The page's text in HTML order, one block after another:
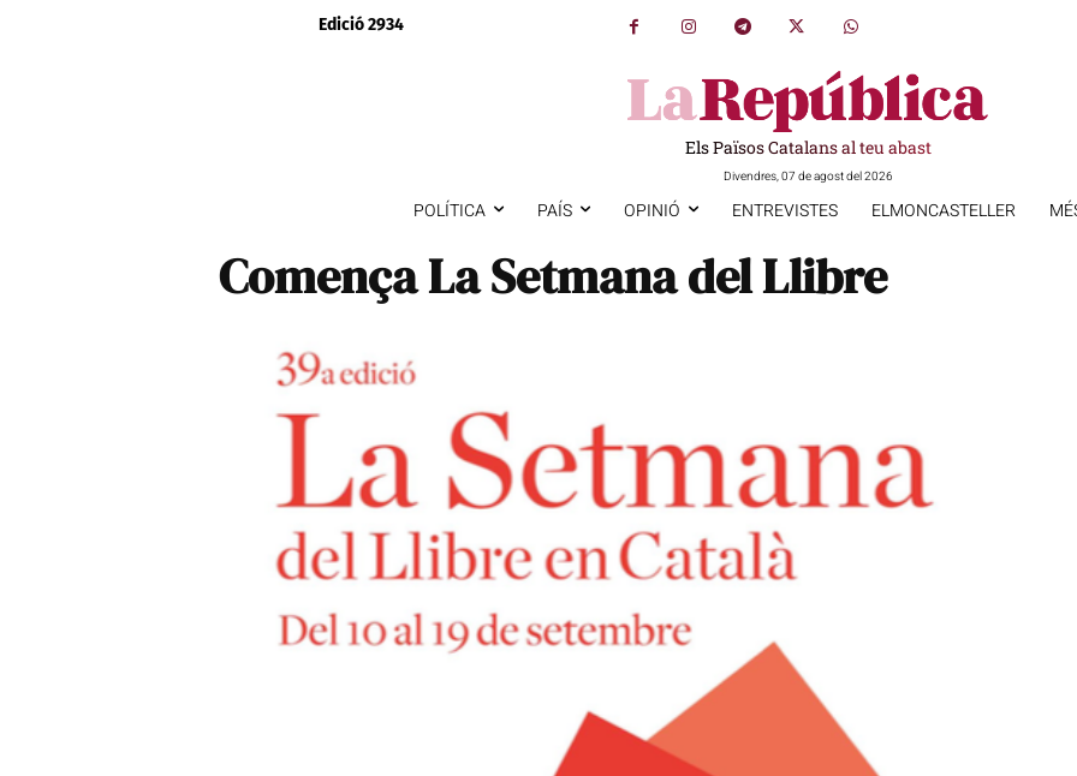
Edició 2934
Els Països Catalans al teu abast
Divendres, 07 de agost del 2026
POLÍTICA PAÍS OPINIÓ ENTREVISTES ELMONCASTELLER
Comença La Setmana del Llibre